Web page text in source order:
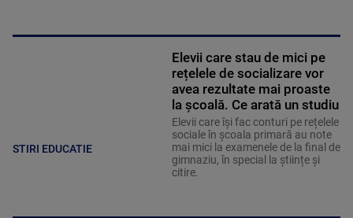
STIRI EDUCATIE
Elevii care stau de mici pe
rețelele de socializare vor
avea rezultate mai proaste
la școală. Ce arată un studiu
Elevii care îşi fac conturi pe rețelele
sociale în școala primară au note
mai mici la examenele de la final de
gimnaziu, în special la științe și
citire.